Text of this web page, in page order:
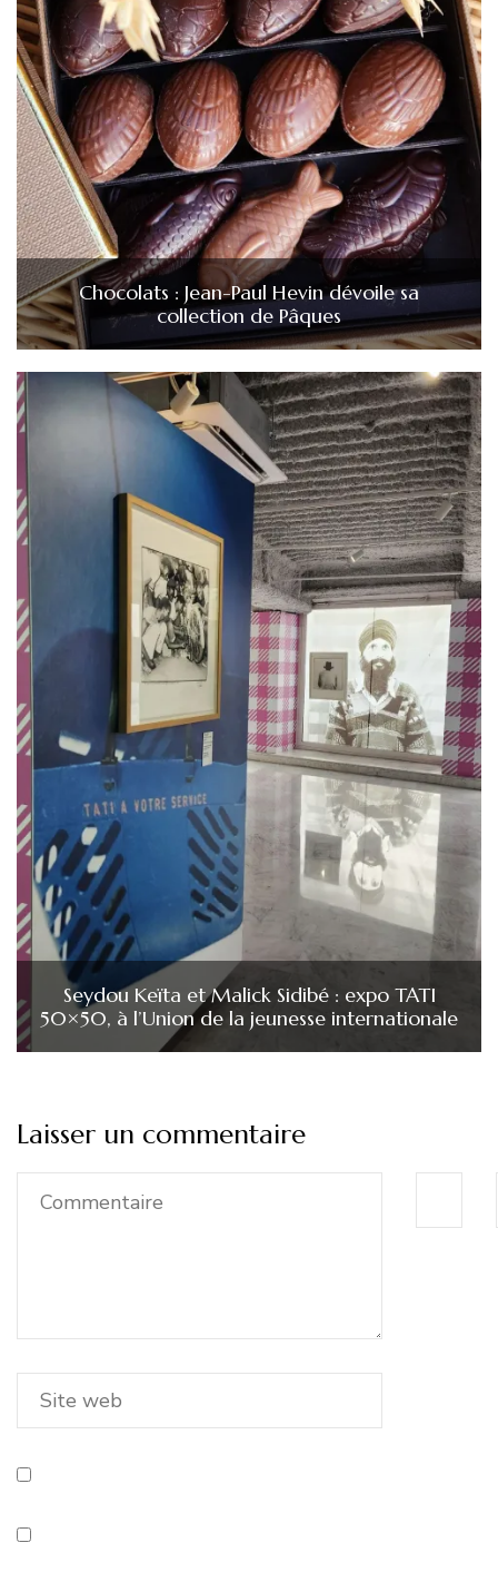
Chocolats : Jean-Paul Hevin dévoile sa
collection de Pâques
Seydou Keïta et Malick Sidibé : expo TATI
50×50, à l’Union de la jeunesse internationale
Laisser un commentaire